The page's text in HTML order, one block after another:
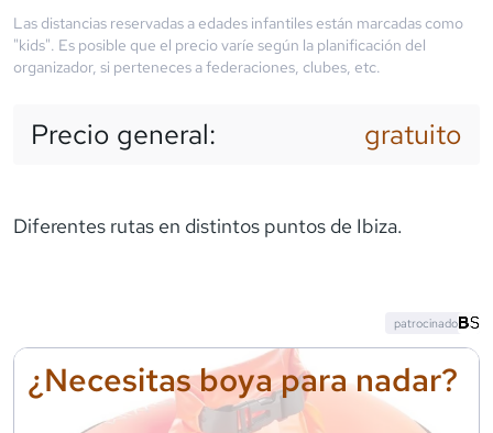
Las distancias reservadas a edades infantiles están marcadas como
"kids". Es posible que el precio varíe según la planificación del
organizador, si perteneces a federaciones, clubes, etc.
Precio general: gratuito
Diferentes rutas en distintos puntos de Ibiza.
¿Necesitas boya para nadar?
patrocinado